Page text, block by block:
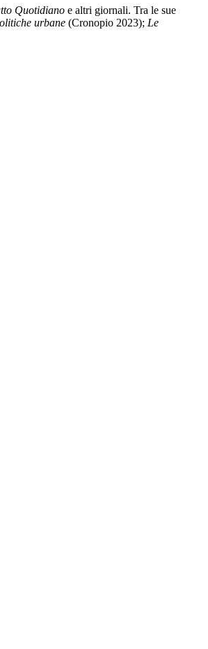
Quotidiano e altri giornali. Tra le sue
urbane (Cronopio 2023); Le